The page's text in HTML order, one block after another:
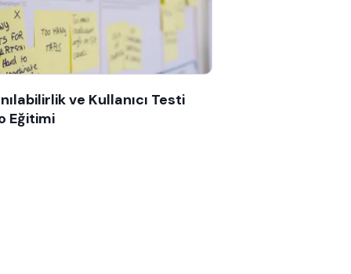
ve Kullanıcı Testi
Eğitimi